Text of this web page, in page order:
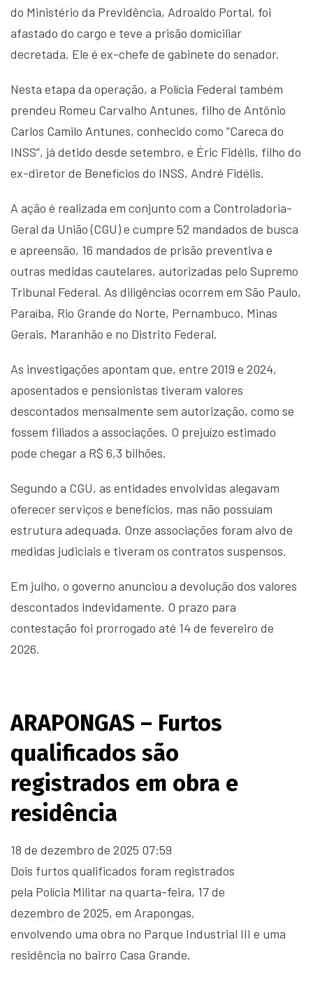
do Ministério da Previdência, Adroaldo Portal, foi
afastado do cargo e teve a prisão domiciliar
decretada. Ele é ex-chefe de gabinete do senador.
Nesta etapa da operação, a Polícia Federal também
prendeu Romeu Carvalho Antunes, filho de Antônio
Carlos Camilo Antunes, conhecido como “Careca do
INSS”, já detido desde setembro, e Éric Fidélis, filho do
ex-diretor de Benefícios do INSS, André Fidélis.
A ação é realizada em conjunto com a Controladoria-
Geral da União (CGU) e cumpre 52 mandados de busca
e apreensão, 16 mandados de prisão preventiva e
outras medidas cautelares, autorizadas pelo Supremo
Tribunal Federal. As diligências ocorrem em São Paulo,
Paraíba, Rio Grande do Norte, Pernambuco, Minas
Gerais, Maranhão e no Distrito Federal.
As investigações apontam que, entre 2019 e 2024,
aposentados e pensionistas tiveram valores
descontados mensalmente sem autorização, como se
fossem filiados a associações. O prejuízo estimado
pode chegar a R$ 6,3 bilhões.
Segundo a CGU, as entidades envolvidas alegavam
oferecer serviços e benefícios, mas não possuíam
estrutura adequada. Onze associações foram alvo de
medidas judiciais e tiveram os contratos suspensos.
Em julho, o governo anunciou a devolução dos valores
descontados indevidamente. O prazo para
contestação foi prorrogado até 14 de fevereiro de
2026.
ARAPONGAS – Furtos
qualificados são
registrados em obra e
residência
18 de dezembro de 2025 07:59
Dois furtos qualificados foram registrados
pela Polícia Militar na quarta-feira, 17 de
dezembro de 2025, em Arapongas,
envolvendo uma obra no Parque Industrial III e uma
residência no bairro Casa Grande.